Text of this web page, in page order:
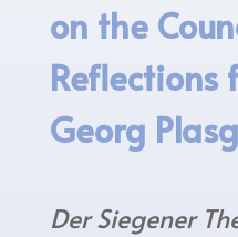
on the
Reflections
Georg
Der Siegener